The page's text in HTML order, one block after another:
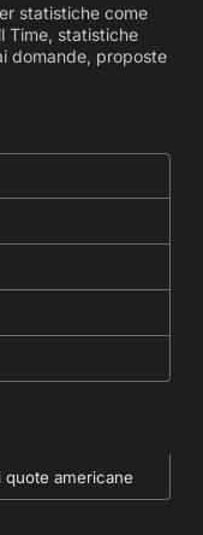
statistiche come
Time, statistiche
domande, proposte
americane